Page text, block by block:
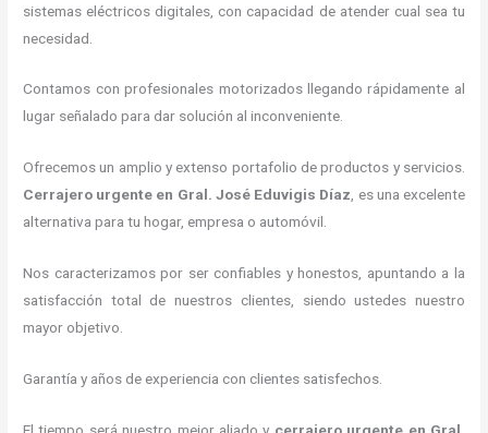
sistemas eléctricos digitales, con capacidad de atender cual sea tu
necesidad.
Contamos con profesionales motorizados llegando rápidamente al
lugar señalado para dar solución al inconveniente.
Ofrecemos un amplio y extenso portafolio de productos y servicios.
Cerrajero urgente en Gral. José Eduvigis Díaz, es una excelente
alternativa para tu hogar, empresa o automóvil.
Nos caracterizamos por ser confiables y honestos, apuntando a la
satisfacción total de nuestros clientes, siendo ustedes nuestro
mayor objetivo.
Garantía y años de experiencia con clientes satisfechos.